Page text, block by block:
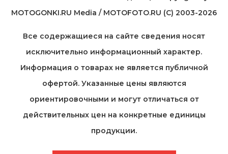
MOTOGONKI.RU Media / MOTOFOTO.RU (C) 2003-2026
Все содержащиеся на cайте сведения носят
исключительно информационный характер.
Информация о товарах не является публичной
офертой. Указанные цены являются
ориентировочными и могут отличаться от
действительных цен на конкретные единицы
продукции.